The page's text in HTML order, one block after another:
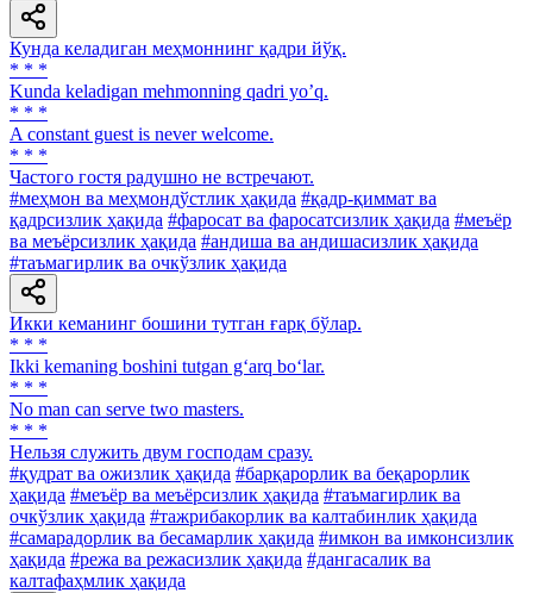
Кунда келадиган меҳмоннинг қадри йўқ.
* * *
Kunda keladigan mehmonning qadri yoʼq.
* * *
A constant guest is never welcome.
* * *
Частого гостя радушно не встречают.
#меҳмон ва меҳмондўстлик ҳақида #қадр-қиммат ва
қадрсизлик ҳақида #фаросат ва фаросатсизлик ҳақида #меъёр
ва меъёрсизлик ҳақида #андиша ва андишасизлик ҳақида
#таъмагирлик ва очкўзлик ҳақида
Икки кеманинг бошини тутган ғарқ бўлар.
* * *
Ikki kemaning boshini tutgan g‘arq bo‘lar.
* * *
No man can serve two masters.
* * *
Нельзя служить двум господам сразу.
#қудрат ва ожизлик ҳақида #барқарорлик ва беқарорлик
ҳақида #меъёр ва меъёрсизлик ҳақида #таъмагирлик ва
очкўзлик ҳақида #тажрибакорлик ва калтабинлик ҳақида
#самарадорлик ва бесамарлик ҳақида #имкон ва имконсизлик
ҳақида #режа ва режасизлик ҳақида #дангасалик ва
калтафаҳмлик ҳақида